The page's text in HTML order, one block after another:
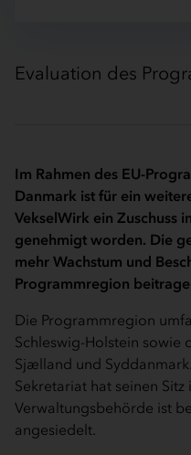
Evaluation des
Im Rahmen des EU-
Danmark ist für ein
VekselWirk ein Zuschuss
genehmigt worden. Die
mehr Wachstum und
Programmregion
Die Programmregion
Schleswig-Holstein sowie
Sjælland und
Sekretariat hat seinen
Verwaltungsbehörde ist
angesiedelt.